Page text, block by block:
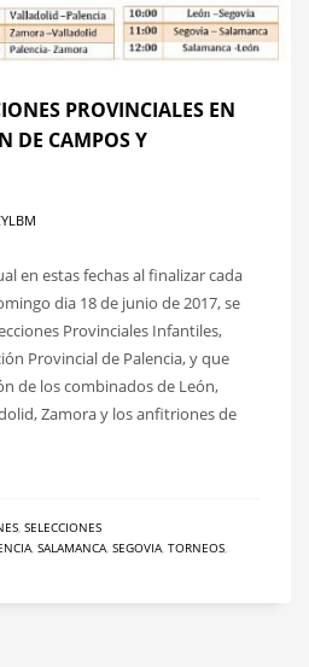
PROVINCIALES EN
DE CAMPOS Y
en estas fechas al finalizar cada
dia 18 de junio de 2017, se
Provinciales Infantiles,
Provincial de Palencia, y que
de los combinados de León,
Zamora y los anfitriones de
SELECCIONES
SALAMANCA SEGOVIA TORNEOS